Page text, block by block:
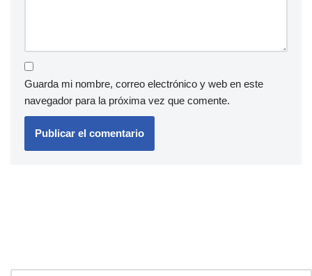
Guarda mi nombre, correo electrónico y web en este
navegador para la próxima vez que comente.